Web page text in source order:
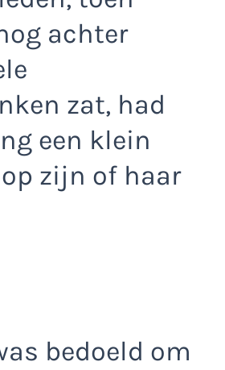
achter
zat, had
een klein
zijn of haar
bedoeld om